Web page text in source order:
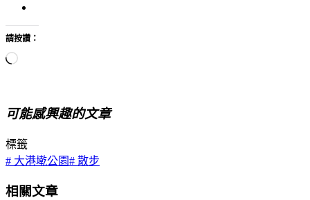
請按讚：
正
入...
可能感興趣的文章
標籤
# 大港墘公園# 散步
相關文章